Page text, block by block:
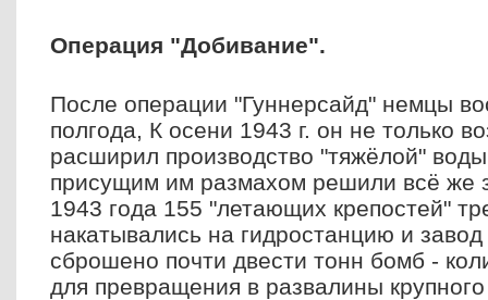
Операция "Добивание".
После операции "Гуннерсайд" немцы
полгода, К осени 1943 г. он не только
расширил производство "тяжёлой"
присущим им размахом решили всё же
1943 года 155 "летающих крепостей"
накатывались на гидростанцию и
сброшено почти двести тонн бомб -
для превращения в развалины